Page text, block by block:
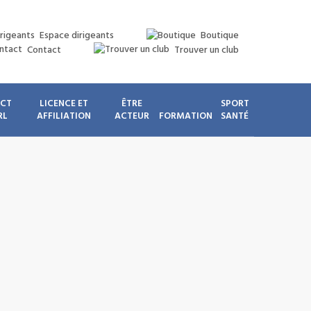
Espace dirigeants
Boutique
Contact
Trouver un club
LICENCE ET
AFFILIATION
ÊTRE
ACTEUR
FORMATION
SPORT
SANTÉ